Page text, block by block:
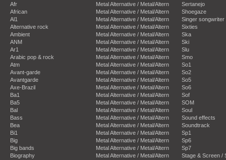
Afr
African
Al1
Alternative rock
Ambient
ANM
Ar1
Arabic pop & rock
Atm
Avant-garde
Avantgarde
Axe-Brazil
Ba1
Ba5
Bal
Bass
Bea
Bi1
Big
Big bands
Biography
Metal Alternative / Metal/Altern
Metal Alternative / Metal/Altern
Metal Alternative / Metal/Altern
Metal Alternative / Metal/Altern
Metal Alternative / Metal/Altern
Metal Alternative / Metal/Altern
Metal Alternative / Metal/Altern
Metal Alternative / Metal/Altern
Metal Alternative / Metal/Altern
Metal Alternative / Metal/Altern
Metal Alternative / Metal/Altern
Metal Alternative / Metal/Altern
Metal Alternative / Metal/Altern
Metal Alternative / Metal/Altern
Metal Alternative / Metal/Altern
Metal Alternative / Metal/Altern
Metal Alternative / Metal/Altern
Metal Alternative / Metal/Altern
Metal Alternative / Metal/Altern
Metal Alternative / Metal/Altern
Metal Alternative / Metal/Altern
Sertanejo
Shoegaze
Singer songwriter
Sixties
Ska
Ski
Slu
Smo
So1
So2
So5
So6
Sof
SOM
Soul
Sound effects
Soundtrack
Sp1
Sp6
Sp7
Stage & Screen /